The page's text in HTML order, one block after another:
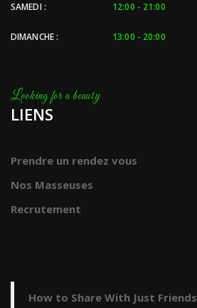
SAMEDI : 12:00 - 21:00
DIMANCHE : 13:00 - 20:00
LIENS
Prendre un rendez vous
Nos Masseuses
Recrutement
How to Share With Just Friends